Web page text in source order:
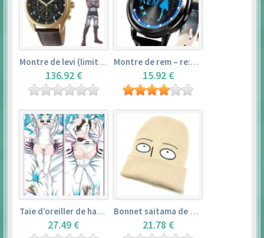
Montre de levi (limited edition) – shingeki no kyojin
136.92 €
Montre de rem – re:zero kara hajimeru isekai seikatsu
15.92 €
Taie d’oreiller de hatsune miku (150cm×50cm) – vocaloid
27.49 €
Bonnet saitama de one punch man
21.78 €